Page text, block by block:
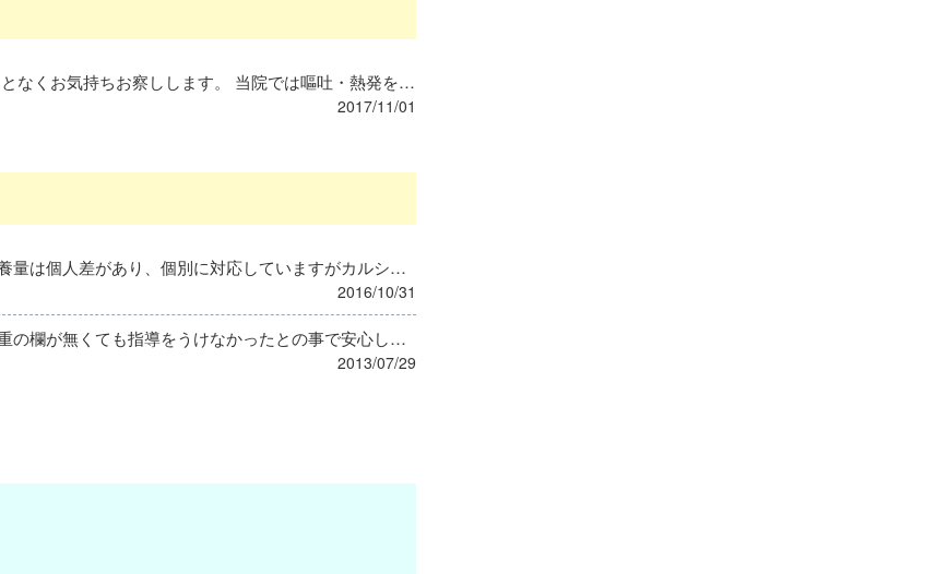
おはようございます。私も1人体制なのでなんとなくお気持ちお察しします。 当院では嘔吐・熱発を繰り返す方などには半固形を採用しています。 半固形は注入速度は5分もかからないですね。 胃の容量が少なく半固形で一気に食事をとると嘔吐してしまう患者様には、胃の中で固まる経管栄養に変更しています。…当院では使用していませんが加圧バッグの使用もよいと思います。 補水は必要水分量からinの分を引いた量です。 メーカーによると白湯の胃からの排泄速度から経管栄養投与前20分～30分が理想と教えてもらいました。 参考になれば幸いです
2017/11/01
お返事が遅くなり申し訳ありません。 必要栄養量は個人差があり、個別に対応していますがカルシウムなど充足出来ていない栄養素もあり不安に感じています。 実践運用の本があるんですね。大学の時の教科書を使用しているので本屋さんに行ってみます。 回答ありがとうございます♬(^^)
2016/10/31
早速の回答ありがとうございました。 身長体重の欄が無くても指導をうけなかったとの事で安心しました。 記入者の欄も設けているんですね。 記入者が分からず食事箋の意図が分からない事もあるのでそれも良いですね。 食事箋は施設によって異なるようなので、どのようにするか1人で悩んでいたので参考になりました。 看護師さんにも協力してもらいながら新しい食事箋作りをしていこうと思います。 ありがとうございました♪
2013/07/29